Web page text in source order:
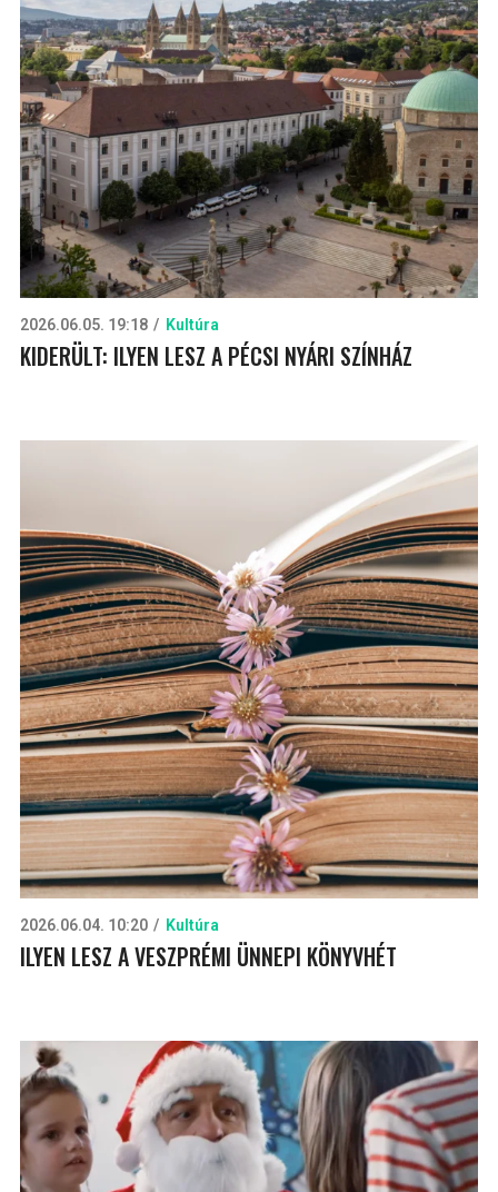
2026.06.05. 19:18 Kultúra
KIDERÜLT: ILYEN LESZ A PÉCSI NYÁRI SZÍNHÁZ
2026.06.04. 10:20 Kultúra
ILYEN LESZ A VESZPRÉMI ÜNNEPI KÖNYVHÉT